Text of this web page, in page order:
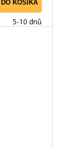
DO KOŠÍKA
5-10 dnů